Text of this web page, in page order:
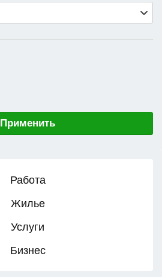
Применить
Работа
Жилье
Услуги
Бизнес